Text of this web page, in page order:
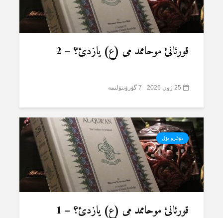
قورئانئ موحاممد می (ع) یازدئ؟ – 2
25 ژون 2026 7 گؤرۆنتۆلنمە
دۇغرو یۇل
قورئانئ موحاممد می (ع) یازدئ؟ – 1